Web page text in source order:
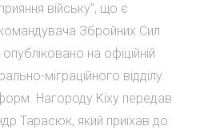
війську", що є
Збройних Сил
на офіційній
міграційного відділу
Нагороду Кіху передав
Тарасюк, який приїхав до